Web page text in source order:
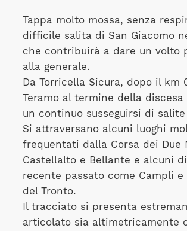
Tappa molto mossa, senza
difficile salita di San Giacomo
che contribuirà a dare un volto
alla generale.
Da Torricella Sicura, dopo il km
Teramo al termine della discesa
un continuo susseguirsi di
Si attraversano alcuni luoghi
frequentati dalla Corsa dei Due
Castellalto e Bellante e alcuni
recente passato come Campli e
del Tronto.
Il tracciato si presenta
articolato sia altimetricamente